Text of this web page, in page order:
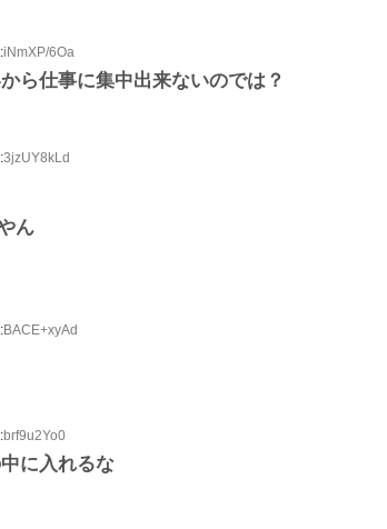
iNmXP/6Oa
ら仕事に集中出来ないのでは？
3jzUY8kLd
ん
BACE+xyAd
brf9u2Yo0
に入れるな